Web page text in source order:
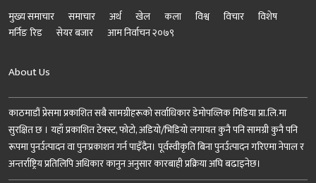
मुख्य समाचार
समाचार अर्थ खेल कला विश्व विचार
विशेष
मर्निङ रिड
सेयर बजार आम निर्वाचन २०७९
About Us
काठमाडौं प्रेसमा प्रकाशित सबै सामग्रीहरूको सर्वाधिकार डेमोपव्लिक मिडिया प्रा.लि.मा
सुरक्षित छ । यहाँ प्रकाशित टेक्स्ट, फोटो, अडियो/भिडियो लगायत कुनै पनि सामग्री कुनै पनि
रूपमा पुनर्उत्पादन वा पुनःप्रकाशन गर्न पाइँदैन। पूर्वस्वीकृति बिना पुनर्उत्पादन गरिएमा नेपाल र
अन्तर्राष्ट्रिय प्रतिलिपि अधिकार कानुन अनुसार कारबाही प्रक्रिया अघि बढाइनेछ।